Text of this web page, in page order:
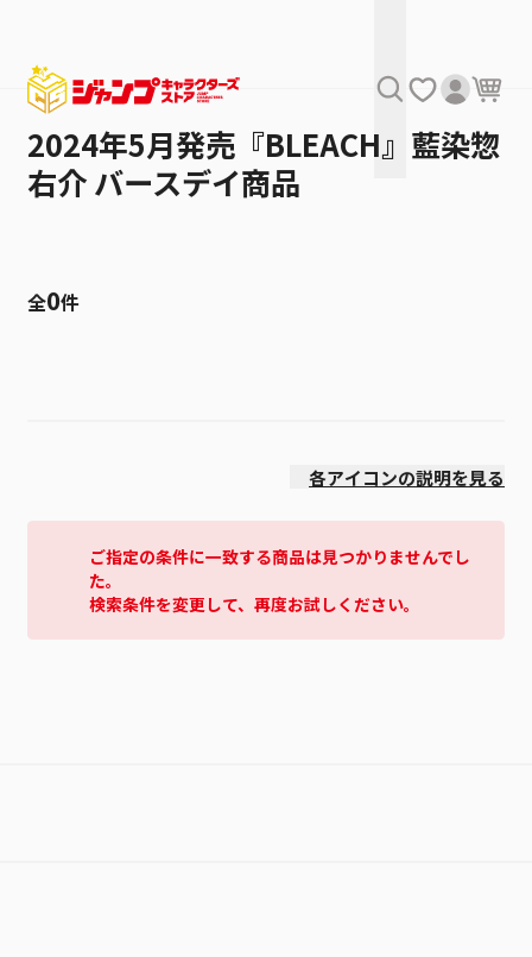
2024年5月発売『BLEACH』藍染惣
右介 バースデイ商品
全0件
各アイコンの説明を見る
ご指定の条件に一致する商品は見つかりませんでし
た。
検索条件を変更して、再度お試しください。